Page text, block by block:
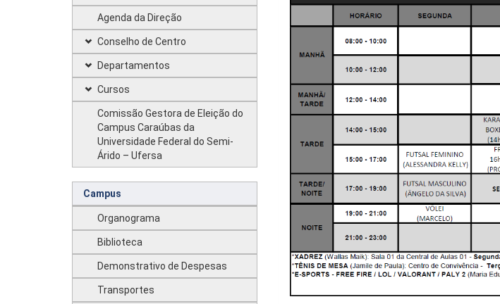
Agenda da Direção
Conselho de Centro
Departamentos
Cursos
Comissão Gestora de Eleição do
Campus Caraúbas da
Universidade Federal do Semi-
Árido – Ufersa
Campus
Organograma
Biblioteca
Demonstrativo de Despesas
Transportes